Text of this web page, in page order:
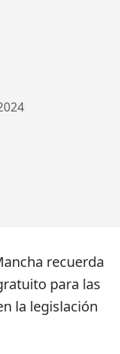
recuerda
para las
la legislación